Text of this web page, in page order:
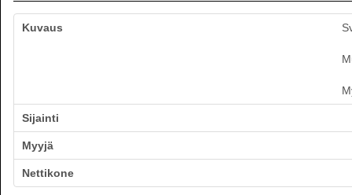
Kuvaus
Sijainti
Myyjä
Nettikone